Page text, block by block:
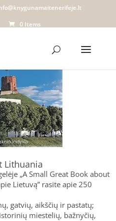
0 Items
/Biblioteka/Pomėgiai/ A Small
Lithuania
„A Small Great Book about
Lietuvą” rasite apie 250
gatvių, aikščių ir pastatų;
miestelių, bažnyčių,